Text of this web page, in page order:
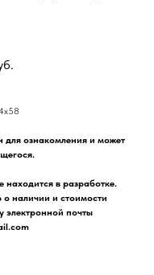
для ознакомления и может
находится в разработке.
наличии и стоимости
электронной почты